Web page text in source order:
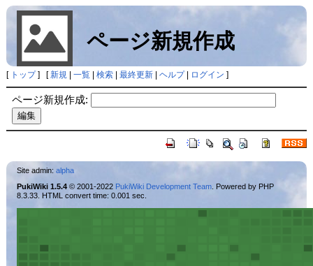
ページ新規作成
[ トップ] [新規| 一覧| 検索| 最終更新| ヘルプ| ログイン ]
ページ新規作成:
Site admin: alpha
PukiWiki 1.5.4© 2001-2022 PukiWiki Development Team. Powered by PHP
8.3.33. HTML convert time: 0.001 sec.